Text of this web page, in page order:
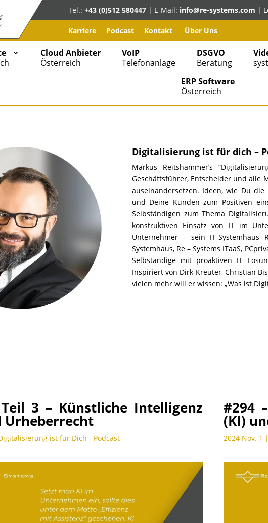
Tel.: +43 (0)512 580447 | E-Mail: info@re-systems.com |
Karriere Podcast Kontakt Über Uns
Cloud Anbieter
Österreich
VoIP
Telefonanlage
DSGVO
Beratung
ERP Software
Österreich
Digitalisierung ist für dich –
Markus Reitshammer’s
Geschäftsführer, Entscheider und alle
auseinandersetzen. Ideen, wie Du
und Deine Kunden zum Positiven
Selbständigen zum Thema
konstruktiven Einsatz von IT im
Unternehmer – sein IT-
Systemhaus, Re – Systems ITaaS,
Selbständige mit proaktiven IT
Inspiriert von Dirk Kreuter, Christian
vielen mehr will er wissen: „Was ist
3 – Künstliche Intelligenz
Urheberrecht
ist für Dich - Podcast
#294
(KI)
2024 Nov. 1 |